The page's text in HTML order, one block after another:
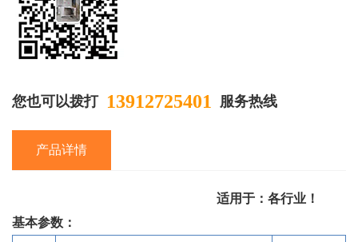
您也可以拨打 13912725401 服务热线
产品详情
适用于：各行业！
基本参数：